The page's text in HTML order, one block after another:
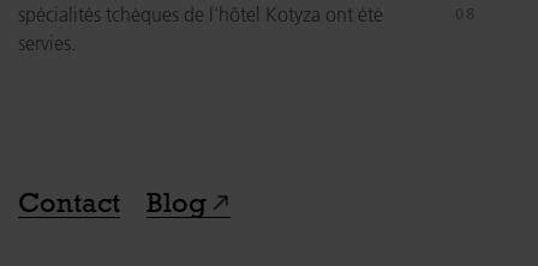
spécialités tchèques de l'hôtel Kotyza ont été
servies.
Contact Blog